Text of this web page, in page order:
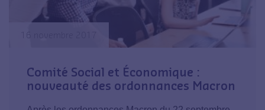
Comité Social et Économique :
nouveauté des ordonnances Macron